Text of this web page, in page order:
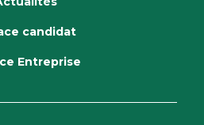
candidat
Entreprise